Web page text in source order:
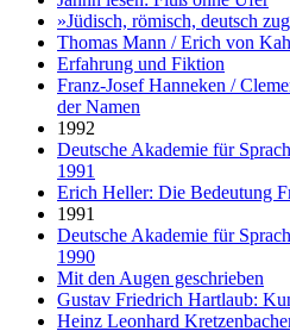
»Jüdisch, römisch, deutsch
Thomas Mann / Erich von
Erfahrung und Fiktion
Franz-Josef Hanneken /
der Namen
1992
Deutsche Akademie für
1991
Erich Heller: Die Bedeutung
1991
Deutsche Akademie für
1990
Mit den Augen geschrieben
Gustav Friedrich Hartlaub:
Heinz Leonhard